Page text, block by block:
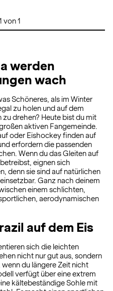
von 1
werden
wach
Schöneres, als im Winter
zu holen und auf dem
zu drehen? Heute bist du mit
aktiven Fangemeinde.
oder Eishockey finden auf
erfordern die passenden
Wenn du das Gleiten auf
eignen sich
denn sie sind auf natürlichen
Ganz nach deinem
einem schlichten,
aerodynamischen
auf dem Eis
sich die leichten
nicht nur gut aus, sondern
du längere Zeit nicht
verfügt über eine extrem
kältebeständige Sohle mit